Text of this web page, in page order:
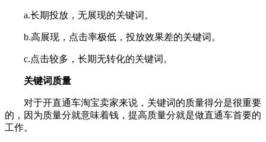
a.长期投放，无展现的关键词。
b.高展现，点击率极低，投放效果差的关键词。
c.点击较多，长期无转化的关键词。
关键词质量
对于开直通车淘宝卖家来说，关键词的质量得分是很重要
的，因为质量分就意味着钱，提高质量分就是做直通车首要的
工作。